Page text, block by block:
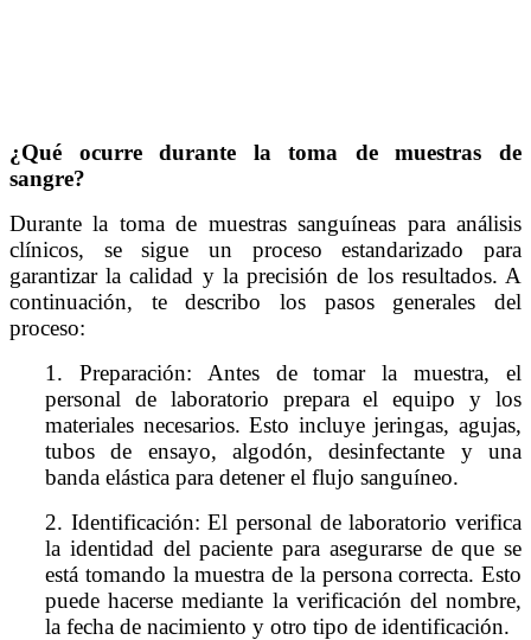
¿Qué ocurre durante la toma de muestras de
sangre?
Durante la toma de muestras sanguíneas para análisis
clínicos, se sigue un proceso estandarizado para
garantizar la calidad y la precisión de los resultados. A
continuación, te describo los pasos generales del
proceso:
1. Preparación: Antes de tomar la muestra, el
personal de laboratorio prepara el equipo y los
materiales necesarios. Esto incluye jeringas, agujas,
tubos de ensayo, algodón, desinfectante y una
banda elástica para detener el flujo sanguíneo.
2. Identificación: El personal de laboratorio verifica
la identidad del paciente para asegurarse de que se
está tomando la muestra de la persona correcta. Esto
puede hacerse mediante la verificación del nombre,
la fecha de nacimiento y otro tipo de identificación.